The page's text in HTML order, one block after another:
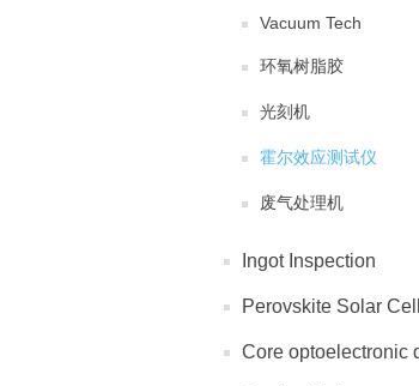
Vacuum Tech
环氧树脂胶
光刻机
霍尔效应测试仪
废气处理机
Ingot Inspection
Perovskite Solar Cell
Core optoelectronic